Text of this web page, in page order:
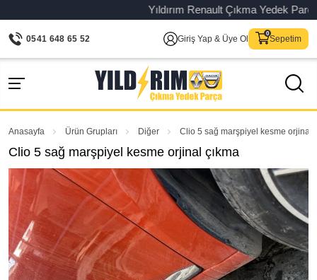
Yıldırım Renault Çıkma Yedek
0541 648 65 52 Giriş Yap & Üye Ol Sepetim
Anasayfa Ürün Grupları Diğer Clio 5 sağ marşpiyel kesme orjinal
Clio 5 sağ marşpiyel kesme orjinal çıkma